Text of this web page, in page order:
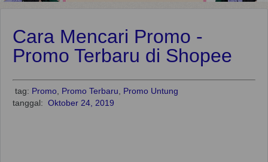
Cara Mencari Promo -
Promo Terbaru di Shopee
tag: Promo, Promo Terbaru, Promo Untung
tanggal: Oktober 24, 2019